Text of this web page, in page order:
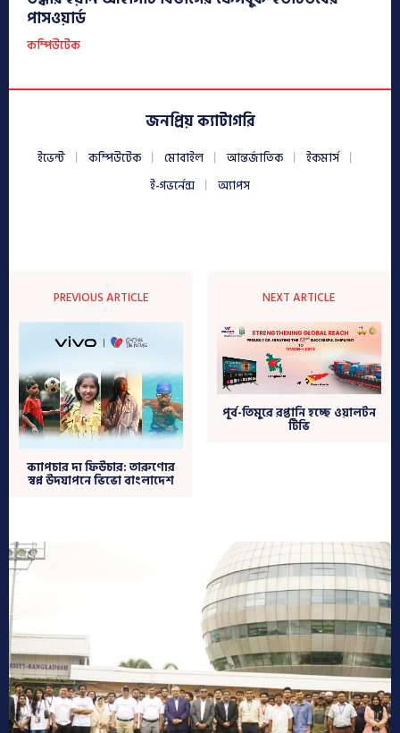
পাসওয়ার্ড
কম্পিউটেক
জনপ্রিয় ক্যাটাগরি
ইভেন্ট কম্পিউটেক মোবাইল আন্তর্জাতিক
ইকমার্স
ই-গভর্নেন্স
অ্যাপস
PREVIOUS ARTICLE
ক্যাপচার দ্য ফিউচার: তারুণ্যের
স্বপ্ন উদযাপনে ভিভো বাংলাদেশ
NEXT ARTICLE
পূর্ব-তিমুরে রপ্তানি হচ্ছে ওয়ালটন
টিভি